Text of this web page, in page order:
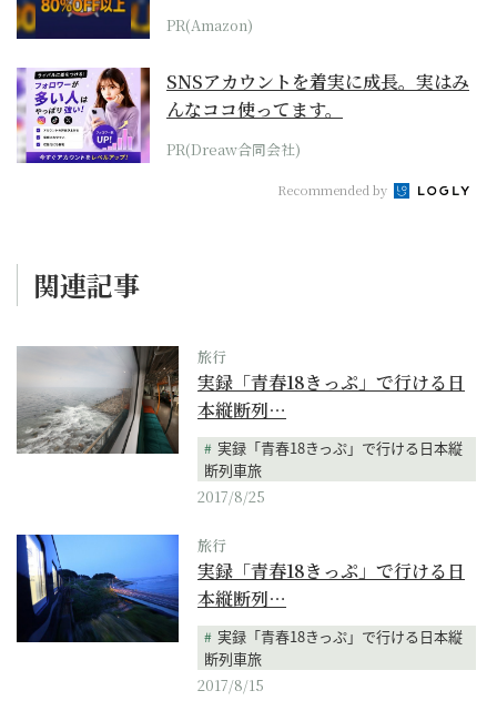
PR(Amazon)
SNSアカウントを着実に成長。実はみ
んなココ使ってます。
PR(Dreaw合同会社)
Recommended by
関連記事
旅行
実録「青春18きっぷ」で行ける日
本縦断列…
実録「青春18きっぷ」で行ける日本縦
断列車旅
2017/8/25
旅行
実録「青春18きっぷ」で行ける日
本縦断列…
実録「青春18きっぷ」で行ける日本縦
断列車旅
2017/8/15